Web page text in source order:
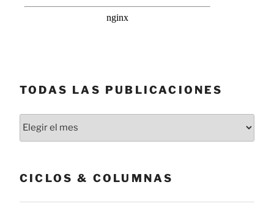
TODAS LAS PUBLICACIONES
Todas
CICLOS & COLUMNAS